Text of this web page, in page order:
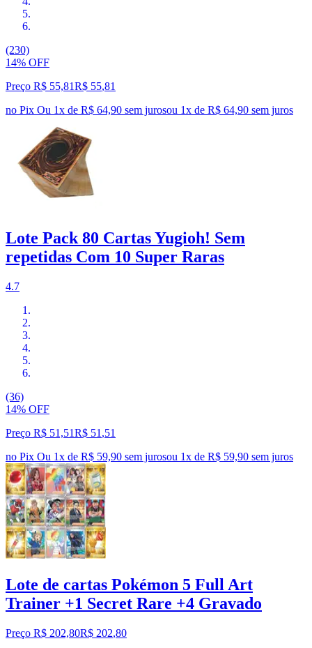
(230)
14% OFF
Preço R$ 55,81R$ 55,81
no Pix Ou 1x de R$ 64,90 sem jurosou 1x de R$ 64,90 sem juros
Lote Pack 80 Cartas Yugioh! Sem
repetidas Com 10 Super Raras
4.7
(36)
14% OFF
Preço R$ 51,51R$ 51 ,51
no Pix Ou 1x de R$ 59,90 sem jurosou 1x de R$ 59,90 sem juros
Lote de cartas Pokémon 5 Full Art
Trainer +1 Secret Rare +4 Gravado
Preço R$ 202,80R$ 202,80